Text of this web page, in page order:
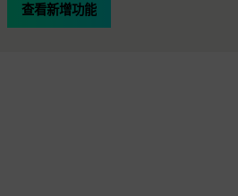
查看新增功能